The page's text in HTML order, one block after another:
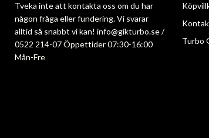
Tveka inte att kontakta oss om du har
någon fråga eller fundering. Vi svarar
alltid så snabbt vi kan! info@gikturbo.se/
0522 214-07 Öppettider 07:30-16:00
Mån-Fre
Turbo